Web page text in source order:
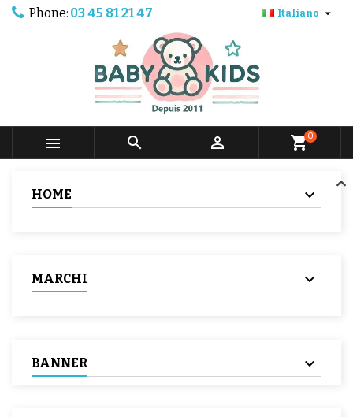
Phone: 03 45 81 21 47 Italiano 
   shopping_cart0
HOME
MARCHI
BANNER